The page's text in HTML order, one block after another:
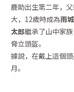
鹿助出生第二年，
大，12歲時成為雨
太郎繼承了山中家
脅立頭盔。
據說，在戴上這個
月。